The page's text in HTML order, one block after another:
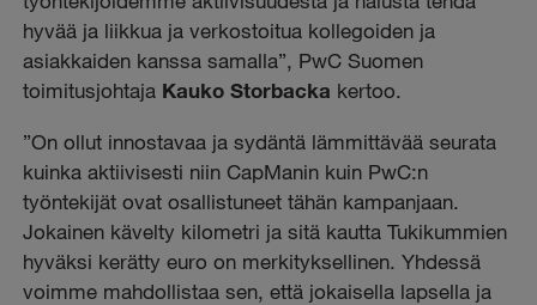
hyvää ja liikkua ja verkostoitua kollegoiden ja
asiakkaiden kanssa samalla”, PwC Suomen
toimitusjohtaja Kauko Storbacka kertoo.
”On ollut innostavaa ja sydäntä lämmittävää seurata
kuinka aktiivisesti niin CapManin kuin PwC:n
työntekijät ovat osallistuneet tähän kampanjaan.
Jokainen kävelty kilometri ja sitä kautta Tukikummien
hyväksi kerätty euro on merkityksellinen. Yhdessä
voimme mahdollistaa sen, että jokaisella lapsella ja